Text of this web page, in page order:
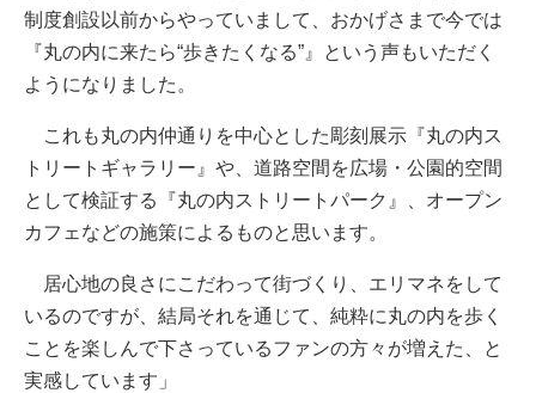
制度創設以前からやっていまして、おかげさまで今では
『丸の内に来たら“歩きたくなる”』という声もいただく
ようになりました。
これも丸の内仲通りを中心とした彫刻展示『丸の内ス
トリートギャラリー』や、道路空間を広場・公園的空間
として検証する『丸の内ストリートパーク』、オープン
カフェなどの施策によるものと思います。
居心地の良さにこだわって街づくり、エリマネをして
いるのですが、結局それを通じて、純粋に丸の内を歩く
ことを楽しんで下さっているファンの方々が増えた、と
実感しています」